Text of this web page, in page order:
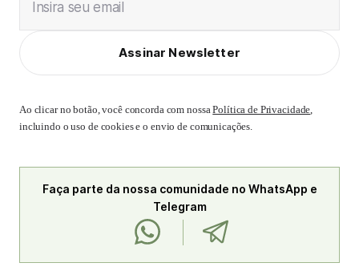
Insira seu email
Assinar Newsletter
Ao clicar no botão, você concorda com nossaPolítica de Privacidade,
incluindo o uso de cookies e o envio de comunicações.
Faça parte da nossa comunidade no WhatsApp e
Telegram